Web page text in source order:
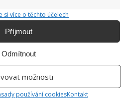
si více o těchto účelech
Příjmout
Odmítnout
možnosti
používání cookiesKontakt
tak může být i samostatná,
Photography